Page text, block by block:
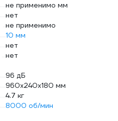
не применимо мм
нет
не применимо
10 мм
нет
нет
96 дБ
960x240x180 мм
4.7 кг
8000 об/мин